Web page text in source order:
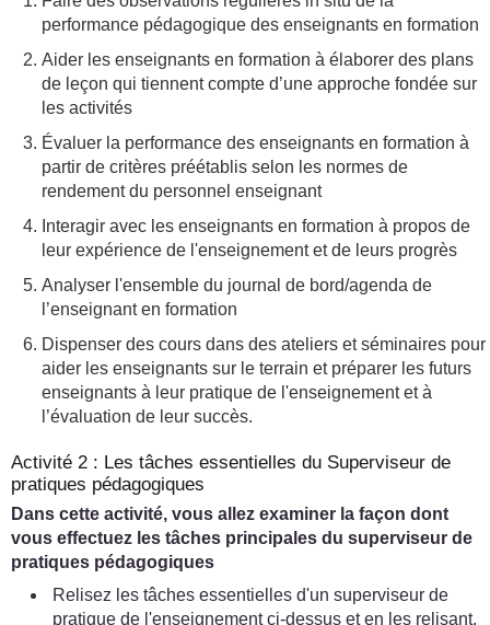
performance pédagogique des enseignants en formation
Aider les enseignants en formation à élaborer des plans
de leçon qui tiennent compte d’une approche fondée sur
les activités
Évaluer la performance des enseignants en formation à
partir de critères préétablis selon les normes de
rendement du personnel enseignant
Interagir avec les enseignants en formation à propos de
leur expérience de l'enseignement et de leurs progrès
Analyser l'ensemble du journal de bord/agenda de
l’enseignant en formation
Dispenser des cours dans des ateliers et séminaires pour
aider les enseignants sur le terrain et préparer les futurs
enseignants à leur pratique de l'enseignement et à
l’évaluation de leur succès.
Activité 2 : Les tâches essentielles du Superviseur de
pratiques pédagogiques
Dans cette activité, vous allez examiner la façon dont
vous effectuez les tâches principales du superviseur de
pratiques pédagogiques
Relisez les tâches essentielles d'un superviseur de
pratique de l'enseignement ci-dessus et en les relisant,